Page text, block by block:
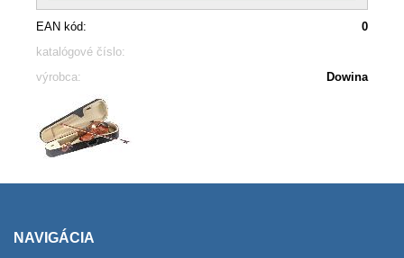
EAN kód:
0
katalógové číslo:
výrobca:
Dowina
NAVIGÁCIA